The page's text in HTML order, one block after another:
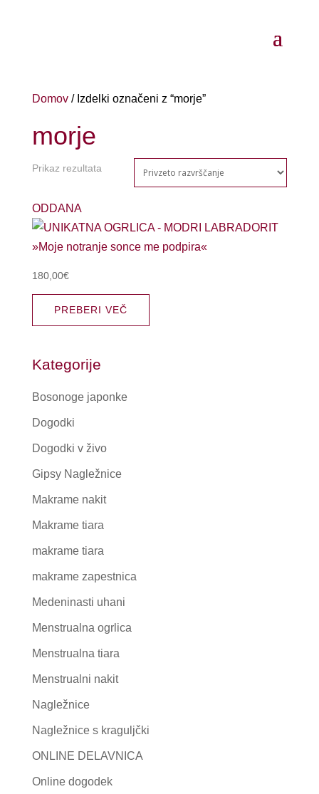
Domov/ Izdelki označeni z “morje”
morje
Prikaz rezultata
ODDANA
180,00€
PREBERI VEČ
Kategorije
Bosonoge japonke
Dogodki
Dogodki v živo
Gipsy Nagležnice
Makrame nakit
Makrame tiara
makrame tiara
makrame zapestnica
Medeninasti uhani
Menstrualna ogrlica
Menstrualna tiara
Menstrualni nakit
Nagležnice
Nagležnice s kraguljčki
ONLINE DELAVNICA
Online dogodek